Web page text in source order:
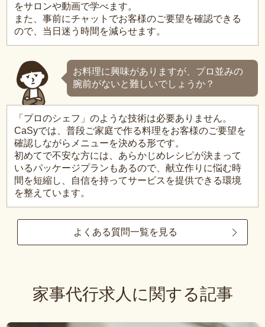
をサロンや動画で学べます。
また、事前にチャットでお客様のご要望を確認できる
ので、当日迷う時間を減らせます。
お料理に興味がありますが、プロ並みの
腕前がないと難しいでしょうか？
「プロのシェフ」のような技術は必要ありません。
CaSyでは、普段ご家庭で作る料理をお客様のご要望を
確認しながらメニューを決める形です。
初めてで不安な方には、あらかじめレシピが決まって
いるパッケージプランもあるので、献立作りに悩む時
間を短縮し、自信を持ってサービスを提供できる環境
を整えています。
よくある質問一覧を見る
家事代行求人に関する記事